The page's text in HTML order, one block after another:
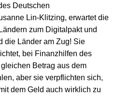
Deutschen
Lin-Klitzing, erwartet die
zum Digitalpakt und
die Länder am Zug! Sie
bei Finanzhilfen des
Betrag aus dem
aber sie verpflichten sich,
dem Geld auch wirklich zu